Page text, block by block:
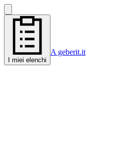
I miei elenchi
A geberit.it